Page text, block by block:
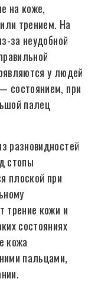
на коже,
трением. На
за неудобной
у людей
состоянием, при
палец
разновидностей
стопы
плоской при
трение кожи и
состояниях
кожа
пальцами,